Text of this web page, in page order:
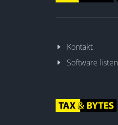
Kontakt
Software listen